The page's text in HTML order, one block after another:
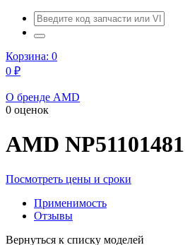
Корзина: 0
0 ₽
О бренде AMD
0 оценок
AMD NP51101481
Посмотреть цены и сроки
Применимость
Отзывы